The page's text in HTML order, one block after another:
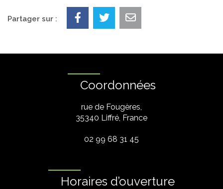
Partager sur :
Coordonnées
rue de Fougères,
35340 Liffré, France
02 99 68 31 45
Horaires d’ouverture